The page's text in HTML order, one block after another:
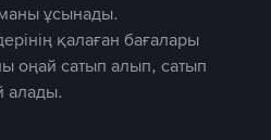
ұсынады.
қалаған бағалары
оңай сатып алып, сатып
алады.